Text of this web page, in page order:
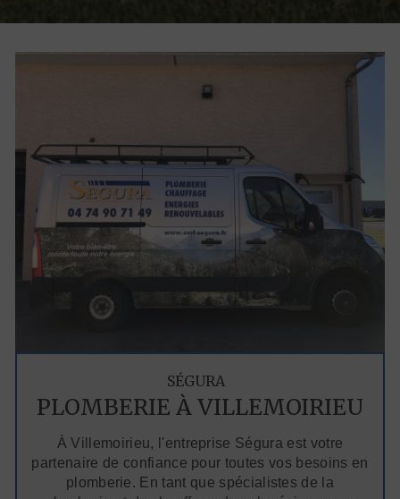
SÉGURA
PLOMBERIE À VILLEMOIRIEU
À Villemoirieu, l'entreprise Ségura est votre
partenaire de confiance pour toutes vos besoins en
plomberie. En tant que spécialistes de la